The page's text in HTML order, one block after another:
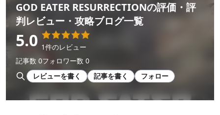
GOD EATER RESURRECTIONの評価・評
判レビュー・攻略ブログ一覧
5.0 1件のレビュー
記事数 0フォロワー数 0
レビューを書く
記事を書く フォロー